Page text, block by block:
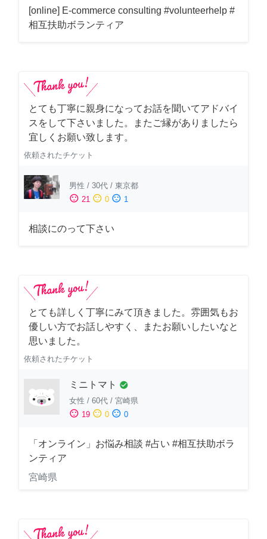
[online] E-commerce consulting #volunteerhelp #
相互扶助ボランティア
とても丁寧に親身になってお話を聞いてアドバイ
スをして下さいました。またご縁がありましたら
宜しくお願い致します。
依頼されたチケット
男性 / 30代 / 東京都
sentiment_satisfied 21 sentiment_neutral 0 sentiment_dissatisfied 1
相談にのって下さい
とても詳しく丁寧にみて頂きました。雰囲気もお
優しい方でお話しやすく、またお願いしたいなと
思いました。
依頼されたチケット
ミニトマト check_circle
女性 / 60代 / 宮崎県
sentiment_satisfied 19 sentiment_neutral 0 sentiment_dissatisfied 0
「オンライン」お悩み相談 #占い #相互扶助ボラ
ンティア
宮崎県